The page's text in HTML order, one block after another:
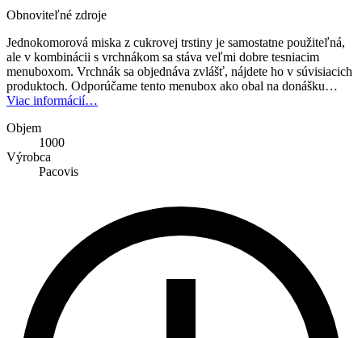
Obnoviteľné zdroje
Jednokomorová miska z cukrovej trstiny je samostatne použiteľná,
ale v kombinácii s vrchnákom sa stáva veľmi dobre tesniacim
menuboxom. Vrchnák sa objednáva zvlášť, nájdete ho v súvisiacich
produktoch. Odporúčame tento menubox ako obal na donášku…
Viac informácií…
Objem
1000
Výrobca
Pacovis